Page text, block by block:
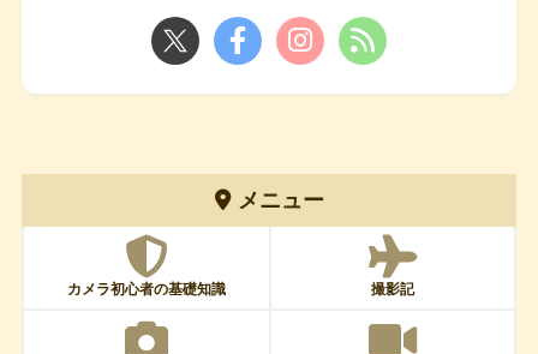
メニュー
カメラ初心者の基礎知識 撮影記